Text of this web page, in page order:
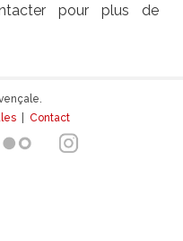
pour plus de
Contact